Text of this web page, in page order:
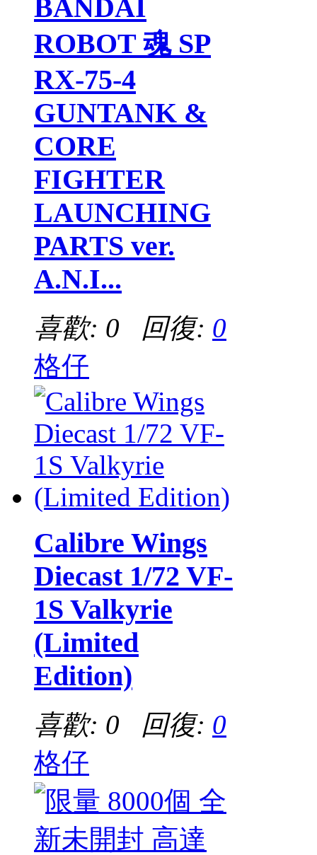
BANDAI
ROBOT 魂 SP
RX-75-4
GUNTANK &
CORE
FIGHTER
LAUNCHING
PARTS ver.
A.N.I...
喜歡: 0 回復: 0
格仔
Calibre Wings
Diecast 1/72 VF-
1S Valkyrie
(Limited
Edition)
喜歡: 0 回復: 0
格仔